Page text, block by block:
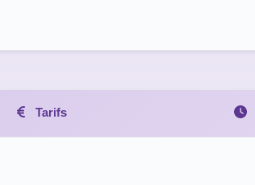
Tarifs